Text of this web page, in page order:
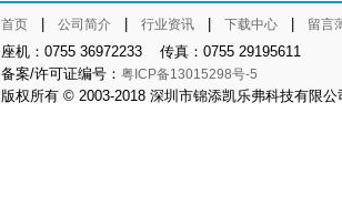
首页 公司简介 行业资讯 下载中心 留言
座机：0755 36972233 传真：0755 29195611
备案/许可证编号： 粤ICP备13015298号-5
版权所有 © 2003-2018 深圳市锦添凯乐弗科技有限